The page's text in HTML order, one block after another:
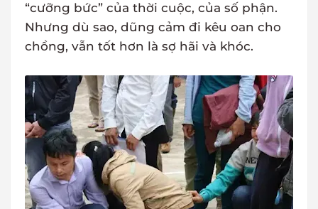
“cưỡng bức” của thời cuộc, của số phận.
Nhưng dù sao, dũng cảm đi kêu oan cho
chồng, vẫn tốt hơn là sợ hãi và khóc.